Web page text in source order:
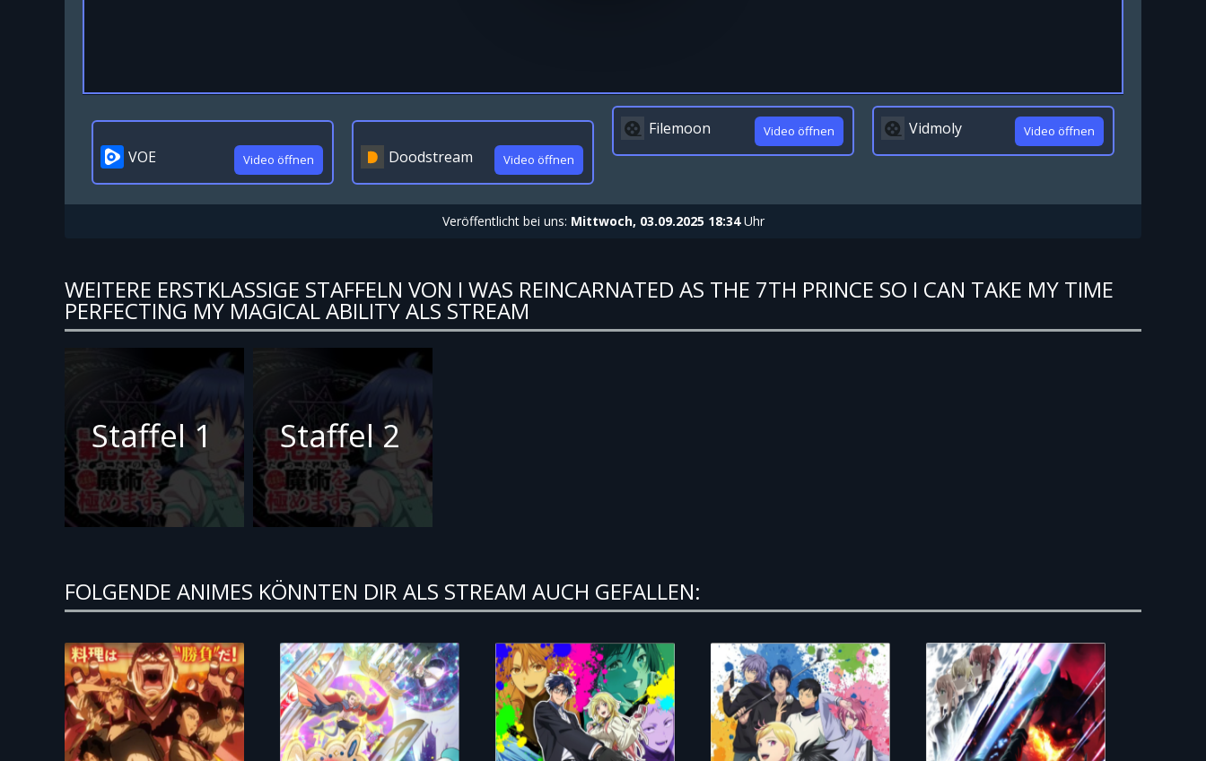
VOE Video öffnen Doodstream Video öffnen
Filemoon Video öffnen Vidmoly Video öffnen
Veröffentlicht bei uns: Mittwoch, 03.09.2025 18:34Uhr
WEITERE ERSTKLASSIGE STAFFELN VON I WAS REINCARNATED AS THE 7TH PRINCE SO I CAN TAKE MY TIME
PERFECTING MY MAGICAL ABILITY ALS STREAM
Staffel 1 Staffel 2
FOLGENDE ANIMES KÖNNTEN DIR ALS STREAM AUCH GEFALLEN: